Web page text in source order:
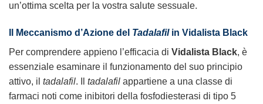
un’ottima scelta per la vostra salute sessuale.
Il Meccanismo d’Azione del Tadalafilin Vidalista Black
Per comprendere appieno l’efficacia di Vidalista Black, è
essenziale esaminare il funzionamento del suo principio
attivo, il tadalafil. Il tadalafil appartiene a una classe di
farmaci noti come inibitori della fosfodiesterasi di tipo 5